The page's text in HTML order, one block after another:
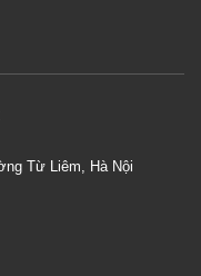
Từ Liêm, Hà Nội